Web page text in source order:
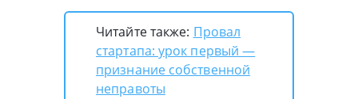
Читайте также: Провал
стартапа: урок первый —
признание собственной
неправоты